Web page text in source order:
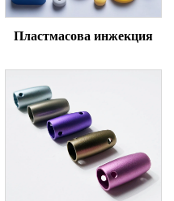
Пластмасова инжекция